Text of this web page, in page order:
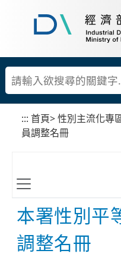
::: 首頁>性別主流化專
員調整名冊
本署性別平
調整名冊